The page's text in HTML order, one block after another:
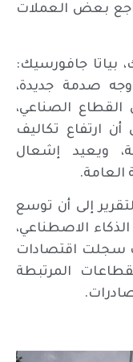
بعض العملات
بياتا جافورسيك:
صدمة جديدة،
الصناعي،
ارتفاع تكاليف
ويعيد إشعال
العامة.
إلى أن توسع
الاصطناعي،
سجلت اقتصادات
المرتبطة